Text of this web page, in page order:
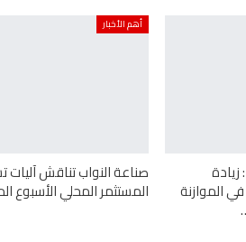
الصحة 30% في الموازنة
أهم الأخبار
صناعة النواب تناقش آليات
المستثمر المحلي الأسبوع